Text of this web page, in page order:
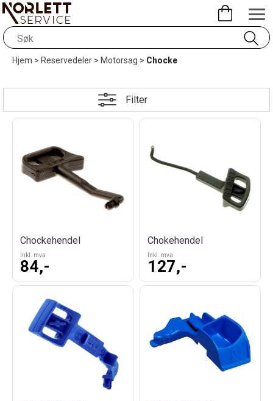
Hjem>Reservedeler>Motorsag>Chocke
Filter
Chockehendel
Inkl. mva
84,-
Chokehendel
Inkl. mva
127,-